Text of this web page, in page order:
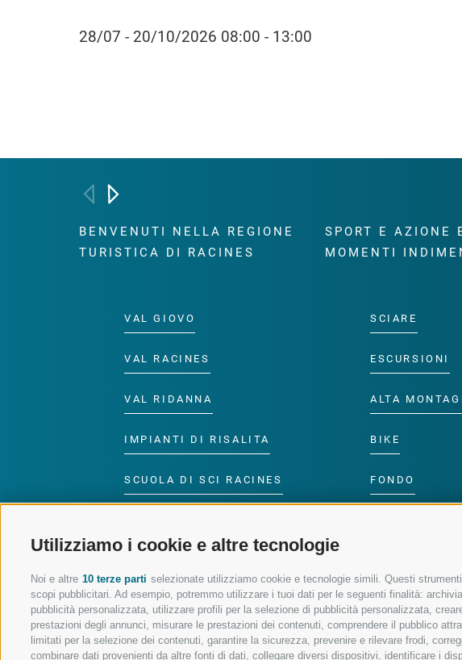
Utilizziamo i cookie e altre tecnologie
Noi e altre 10 terze parti selezionate utilizziamo cookie e tecnologie simili. Questi
scopi pubblicitari. Ad esempio, potremmo utilizzare i tuoi dati per le seguenti finalità:
pubblicità personalizzata, utilizzare profili per la selezione di pubblicità personalizzata,
prestazioni degli annunci, misurare le prestazioni dei contenuti, comprendere il pubblico
limitati per la selezione dei contenuti, garantire la sicurezza, prevenire e rilevare frodi,
combinare dati provenienti da altre fonti di dati, collegare diversi dispositivi, identificare i
28/07 - 20/10/2026 08:00 - 13:00
BENVENUTI NELLA REGIONE
TURISTICA DI RACINES
VAL GIOVO
VAL RACINES
VAL RIDANNA
IMPIANTI DI RISALITA
SCUOLA DI SCI RACINES
RACINES
SPORT E AZIONE
MOMENTI
SCIARE
ESCURSIONI
ALTA
BIKE
FONDO
SEGUICI SUI SOCIAL